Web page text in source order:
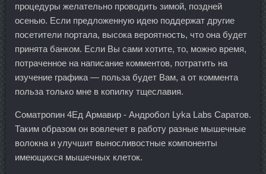
процедуры желательно проводить зимой, поздней
осенью. Если предложенную идею поддержат другие
посетители портала, высока вероятность, что она будет
принята банком. Если Вы сами хотите, то, можно время,
потраченное на написание комментов, потратить на
изучение графика — польза будет Вам, а от коммента
польза только мне в копилку тщеславия.
Cоматропин 4Ед Армавир - Андробол Lyka Labs Саратов.
Таким образом он вовлечет в работу разные мышечные
волокна и улучшит выносливостные компоненты
имеющихся мышечных клеток.